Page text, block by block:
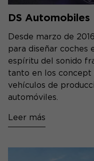
DS Automobiles
Desde marzo de
para diseñar coches
espíritu del sonido
tanto en los concept
vehículos de
automóviles.
Leer más